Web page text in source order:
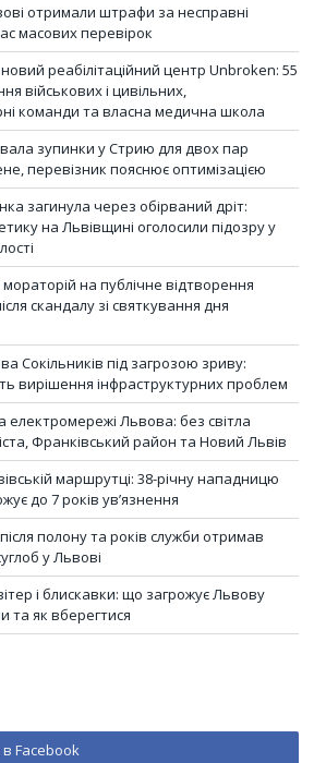
отримали штрафи за несправні
масових перевірок
реабілітаційний центр Unbroken: 55
військових і цивільних,
команди та власна медична школа
зупинки у Стрию для двох пар
перевізник пояснює оптимізацією
загинула через обірваний дріт:
на Львівщині оголосили підозру у
на публічне відтворення
скандалу зі святкування дня
Сокільників під загрозою зриву:
вирішення інфраструктурних проблем
електромережі Львова: без світла
Франківський район та Новий Львів
маршрутці: 38-річну нападницю
до 7 років ув’язнення
полону та років служби отримав
у Львові
і блискавки: що загрожує Львову
та як вберегтися
Facebook